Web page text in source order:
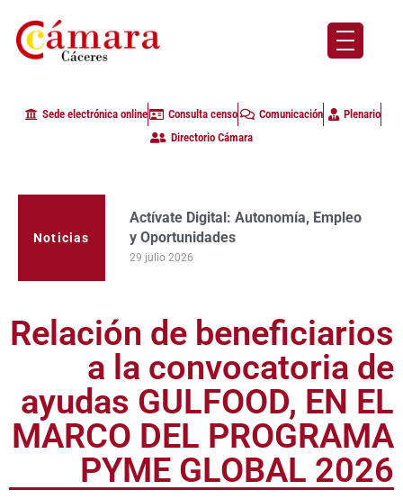
Sede electrónica online Consulta censo Comunicación
Plenario
Directorio Cámara
Noticias
Actívate Digital: Autonomía, Empleo
y Oportunidades
29 julio 2026
La Cámara de Comercio de Cáceres
clausura con alta participación de
empresas en la primera edición del
23 julio 2026
Relación de beneficiarios
a la convocatoria de
ayudas GULFOOD, EN EL
MARCO DEL PROGRAMA
PYME GLOBAL 2026